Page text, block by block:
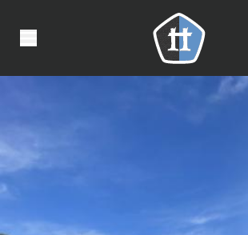
Panneau de gestion des cookies